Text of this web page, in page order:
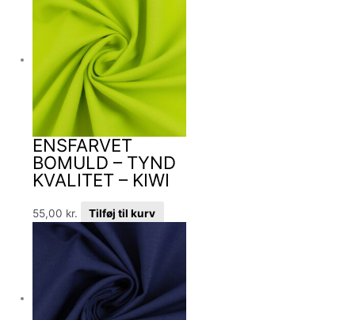
ENSFARVET
BOMULD – TYND
KVALITET – KIWI
55,00 kr. Tilføj til kurv